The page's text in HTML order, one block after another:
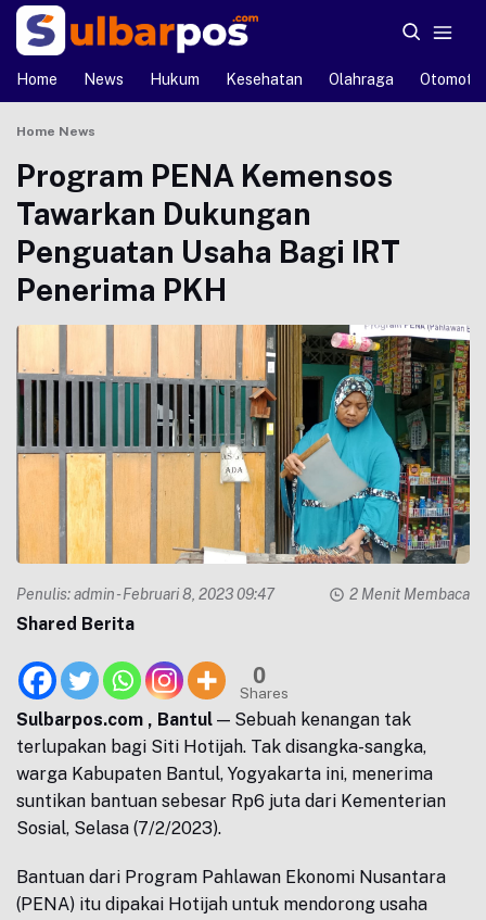
Home News Hukum Kesehatan Olahraga Otomotif
Home News
Program PENA Kemensos
Tawarkan Dukungan
Penguatan Usaha Bagi IRT
Penerima PKH
Penulis:admin- Februari 8, 2023 09:47 2 Menit Membaca
Shared Berita
0
Shares
Sulbarpos.com , Bantul — Sebuah kenangan tak
terlupakan bagi Siti Hotijah. Tak disangka-sangka,
warga Kabupaten Bantul, Yogyakarta ini, menerima
suntikan bantuan sebesar Rp6 juta dari Kementerian
Sosial, Selasa (7/2/2023).
Bantuan dari Program Pahlawan Ekonomi Nusantara
(PENA) itu dipakai Hotijah untuk mendorong usaha